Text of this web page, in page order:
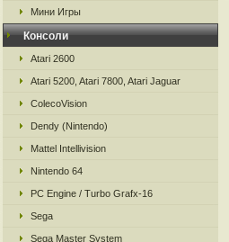
Мини Игры
Консоли
Atari 2600
Atari 5200, Atari 7800, Atari Jaguar
ColecoVision
Dendy (Nintendo)
Mattel Intellivision
Nintendo 64
PC Engine / Turbo Grafx-16
Sega
Sega Master System